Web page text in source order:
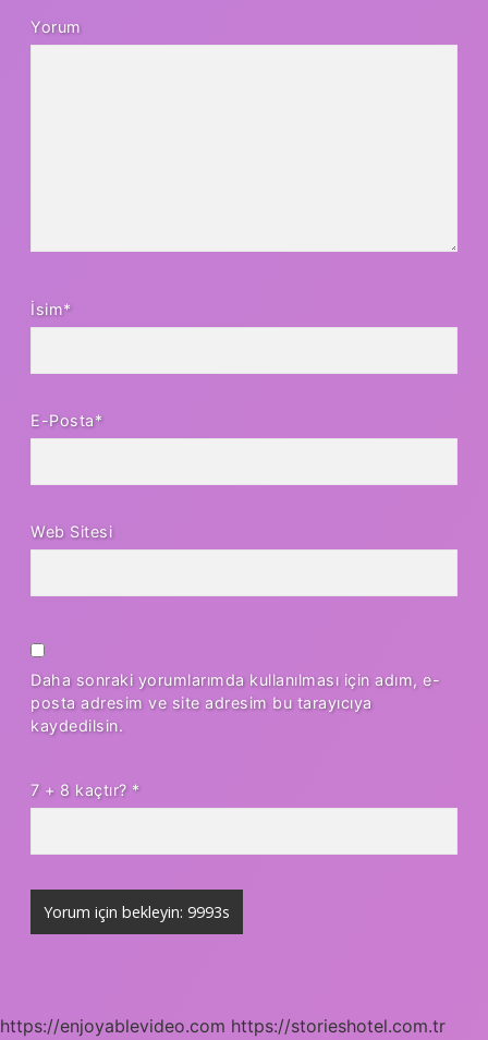
Yorum
İsim*
E-Posta*
Web Sitesi
Daha sonraki yorumlarımda kullanılması için adım, e-
posta adresim ve site adresim bu tarayıcıya
kaydedilsin.
7 + 8 kaçtır? *
https://enjoyablevideo.com https://storieshotel.com.tr